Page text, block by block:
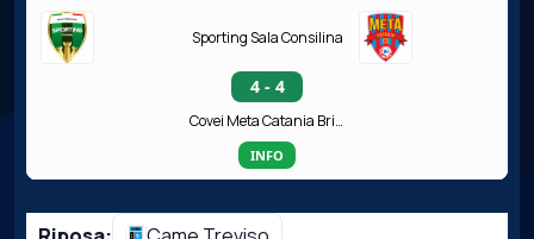
Sporting Sala Consilina
4 - 4
Covei Meta Catania Bricocity
INFO